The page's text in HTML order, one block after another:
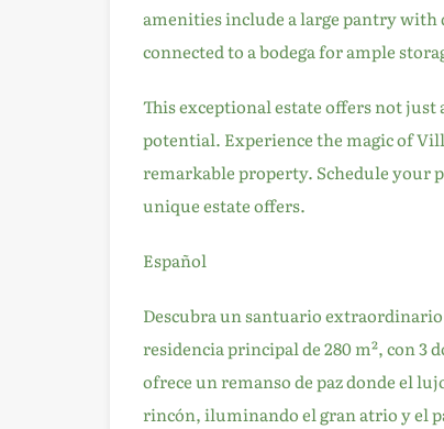
amenities include a large pantry with
connected to a bodega for ample
This exceptional estate offers not
potential. Experience the magic of
remarkable property. Schedule your
unique estate offers.
Español
Descubra un santuario
residencia principal de 280 m², con 3
ofrece un remanso de paz donde el
rincón, iluminando el gran atrio y el